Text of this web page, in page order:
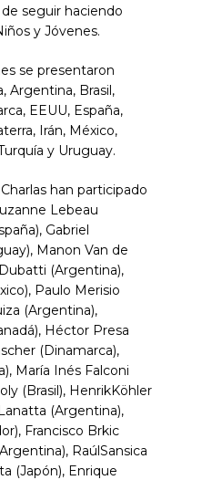
seguir haciendo
y Jóvenes.
se presentaron
Argentina, Brasil,
EEUU, España,
Irán, México,
y Uruguay.
han participado
Lebeau
Gabriel
Manon Van de
(Argentina),
Paulo Merisio
(Argentina),
Héctor Presa
(Dinamarca),
María Inés Falconi
(Brasil), HenrikKöhler
(Argentina),
Francisco Brkic
RaúlSansica
(Japón), Enrique